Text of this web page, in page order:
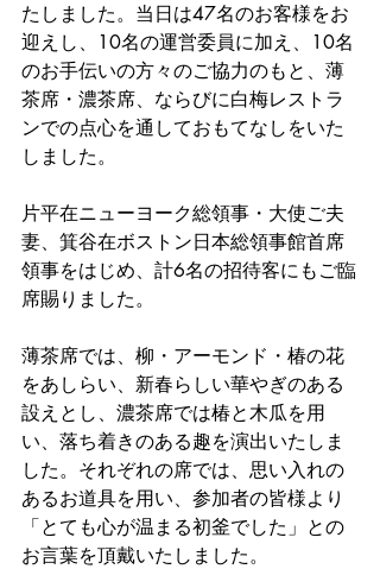
たしました。当日は47名のお客様をお
迎えし、10名の運営委員に加え、10名
のお手伝いの方々のご協力のもと、薄
茶席・濃茶席、ならびに白梅レストラ
ンでの点心を通しておもてなしをいた
しました。
片平在ニューヨーク総領事・大使ご夫
妻、箕谷在ボストン日本総領事館首席
領事をはじめ、計6名の招待客にもご臨
席賜りました。
薄茶席では、柳・アーモンド・椿の花
をあしらい、新春らしい華やぎのある
設えとし、濃茶席では椿と木瓜を用
い、落ち着きのある趣を演出いたしま
した。それぞれの席では、思い入れの
あるお道具を用い、参加者の皆様より
「とても心が温まる初釜でした」との
お言葉を頂戴いたしました。